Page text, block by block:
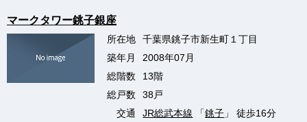
マークタワー銚子銀座
所在地
千葉県銚子市新生町１丁目
築年月
2008年07月
総階数
13階
総戸数
38戸
交通
JR総武本線 「銚子 」 徒歩16分